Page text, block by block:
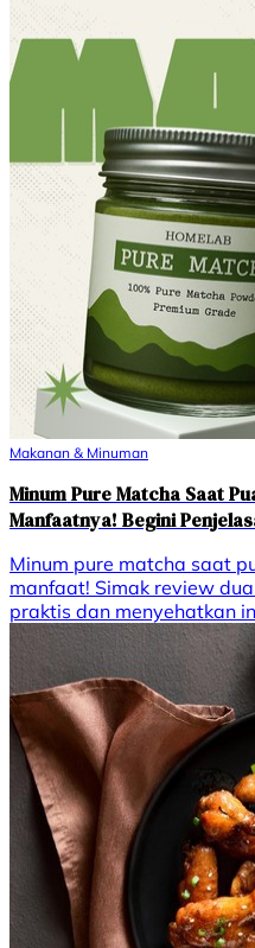
Makanan & Minuman
Minum Pure Matcha Saat
Manfaatnya! Begini
Minum pure matcha saat
manfaat! Simak review
praktis dan menyehatkan